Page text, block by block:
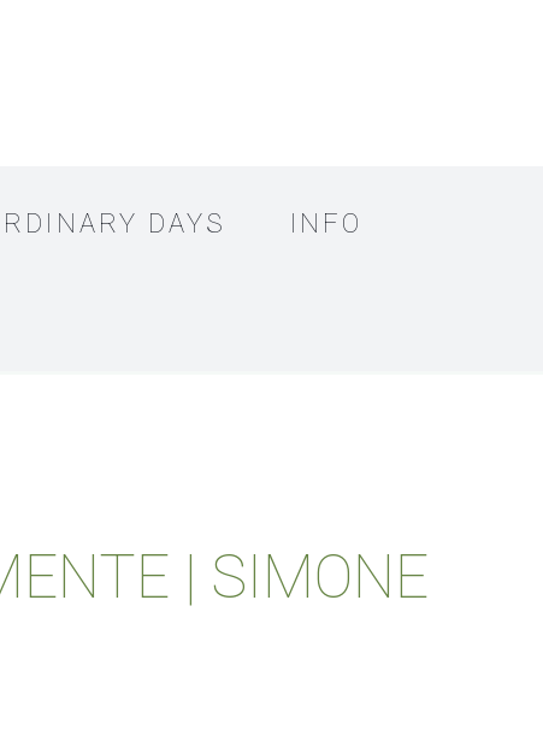
DAYS INFO
| SIMONE